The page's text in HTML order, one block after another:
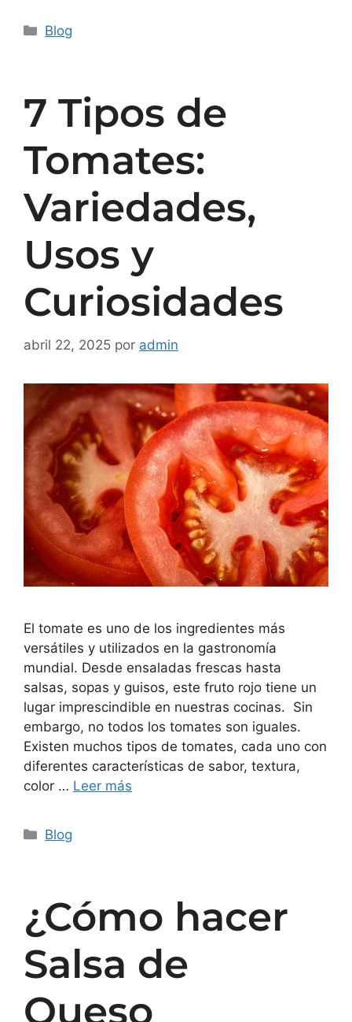
Blog
7 Tipos de
Tomates:
Variedades,
Usos y
Curiosidades
abril 22, 2025 por admin
El tomate es uno de los ingredientes más
versátiles y utilizados en la gastronomía
mundial. Desde ensaladas frescas hasta
salsas, sopas y guisos, este fruto rojo tiene un
lugar imprescindible en nuestras cocinas. Sin
embargo, no todos los tomates son iguales.
Existen muchos tipos de tomates, cada uno con
diferentes características de sabor, textura,
color … Leer más
Blog
¿Cómo hacer
Salsa de
Queso